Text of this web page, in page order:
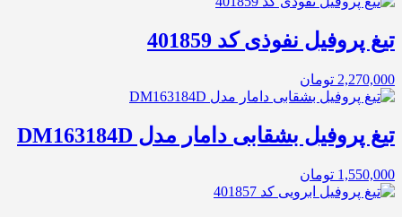
تیغ پروفیل نفوذی کد 401859
2,270,000 تومان
تیغ پروفیل بشقابی دامار مدل DM163184D
1,550,000 تومان